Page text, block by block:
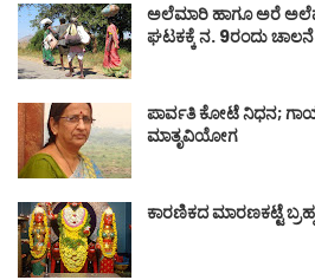
ಅಲೆಮಾರಿ ಹಾಗೂ ಅರೆ
ಘಟಕಕ್ಕೆ ನ. 9ರಂದು ಚಾಲನೆ
ಪಾರ್ವತಿ ಕೋಟೆ ನಿಧನ;
ಮಾತೃವಿಯೋಗ
ಕಾರಣಿಕದ ಮಾರಣಕಟ್ಟೆ